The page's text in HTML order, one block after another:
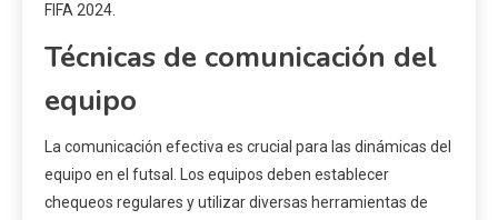
FIFA 2024.
Técnicas de comunicación del
equipo
La comunicación efectiva es crucial para las dinámicas del
equipo en el futsal. Los equipos deben establecer
chequeos regulares y utilizar diversas herramientas de